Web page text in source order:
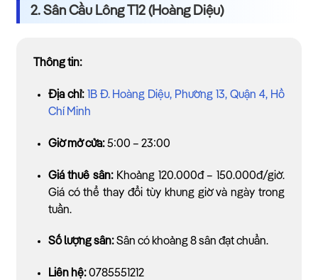
2. Sân Cầu Lông T12 (Hoàng Diệu)
Thông tin:
Địa chỉ:1B Đ. Hoàng Diệu, Phường 13, Quận 4, Hồ
Chí Minh
Giờ mở cửa:5:00 – 23:00
Giá thuê sân: Khoảng 120.000đ – 150.000đ/giờ.
Giá có thể thay đổi tùy khung giờ và ngày trong
tuần.
Số lượng sân:Sân có khoảng 8 sân đạt chuẩn.
Liên hệ:0785551212